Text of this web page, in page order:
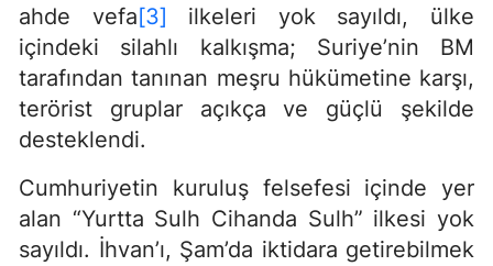
ahde vefa[3] ilkeleri yok sayıldı, ülke
içindeki silahlı kalkışma; Suriye’nin BM
tarafından tanınan meşru hükümetine karşı,
terörist gruplar açıkça ve güçlü şekilde
desteklendi.
Cumhuriyetin kuruluş felsefesi içinde yer
alan “Yurtta Sulh Cihanda Sulh” ilkesi yok
sayıldı. İhvan’ı, Şam’da iktidara getirebilmek